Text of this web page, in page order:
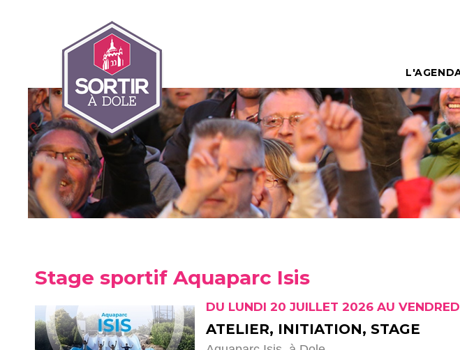
Stage sportif Aquaparc Isis
DU LUNDI 20 JUILLET 2026 AU
ATELIER, INITIATION, STAGE